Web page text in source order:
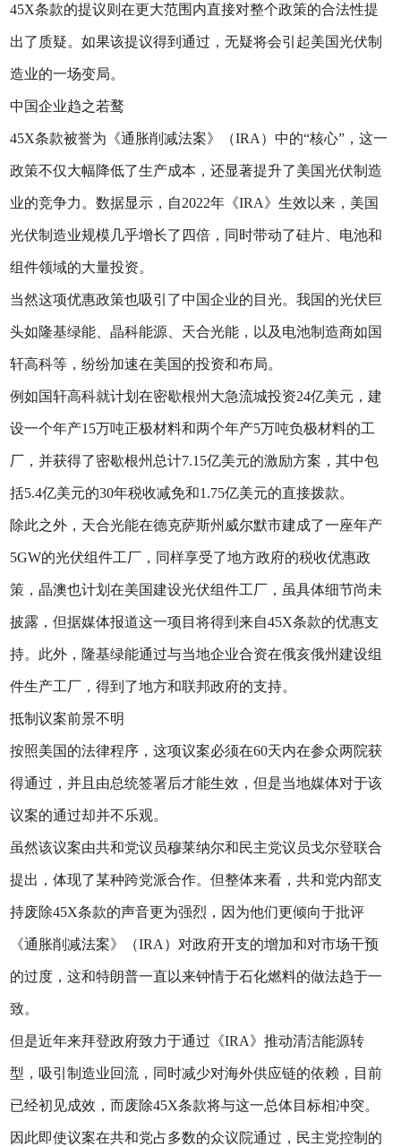
45X条款的提议则在更大范围内直接对整个政策的合法性提
出了质疑。如果该提议得到通过，无疑将会引起美国光伏制
造业的一场变局。
中国企业趋之若鹜
45X条款被誉为《通胀削减法案》（IRA）中的“核心”，这一
政策不仅大幅降低了生产成本，还显著提升了美国光伏制造
业的竞争力。数据显示，自2022年《IRA》生效以来，美国
光伏制造业规模几乎增长了四倍，同时带动了硅片、电池和
组件领域的大量投资。
当然这项优惠政策也吸引了中国企业的目光。我国的光伏巨
头如隆基绿能、晶科能源、天合光能，以及电池制造商如国
轩高科等，纷纷加速在美国的投资和布局。
例如国轩高科就计划在密歇根州大急流城投资24亿美元，建
设一个年产15万吨正极材料和两个年产5万吨负极材料的工
厂，并获得了密歇根州总计7.15亿美元的激励方案，其中包
括5.4亿美元的30年税收减免和1.75亿美元的直接拨款。
除此之外，天合光能在德克萨斯州威尔默市建成了一座年产
5GW的光伏组件工厂，同样享受了地方政府的税收优惠政
策，晶澳也计划在美国建设光伏组件工厂，虽具体细节尚未
披露，但据媒体报道这一项目将得到来自45X条款的优惠支
持。此外，隆基绿能通过与当地企业合资在俄亥俄州建设组
件生产工厂，得到了地方和联邦政府的支持。
抵制议案前景不明
按照美国的法律程序，这项议案必须在60天内在参众两院获
得通过，并且由总统签署后才能生效，但是当地媒体对于该
议案的通过却并不乐观。
虽然该议案由共和党议员穆莱纳尔和民主党议员戈尔登联合
提出，体现了某种跨党派合作。但整体来看，共和党内部支
持废除45X条款的声音更为强烈，因为他们更倾向于批评
《通胀削减法案》（IRA）对政府开支的增加和对市场干预
的过度，这和特朗普一直以来钟情于石化燃料的做法趋于一
致。
但是近年来拜登政府致力于通过《IRA》推动清洁能源转
型，吸引制造业回流，同时减少对海外供应链的依赖，目前
已经初见成效，而废除45X条款将与这一总体目标相冲突。
因此即使议案在共和党占多数的众议院通过，民主党控制的